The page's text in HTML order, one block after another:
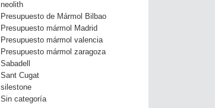
neolith
Presupuesto de Mármol Bilbao
Presupuesto mármol Madrid
Presupuesto mármol valencia
Presupuesto mármol zaragoza
Sabadell
Sant Cugat
silestone
Sin categoría